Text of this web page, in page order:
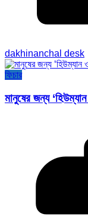
dakhinanchal desk
ফিচার
মানুষের জন্য